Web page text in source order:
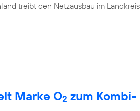
treibt den Netzausbau im Landkreis
Marke O2 zum Kombi-